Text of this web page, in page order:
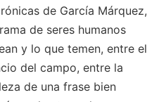
de García Márquez,
de seres humanos
y lo que temen, entre el
del campo, entre la
de una frase bien